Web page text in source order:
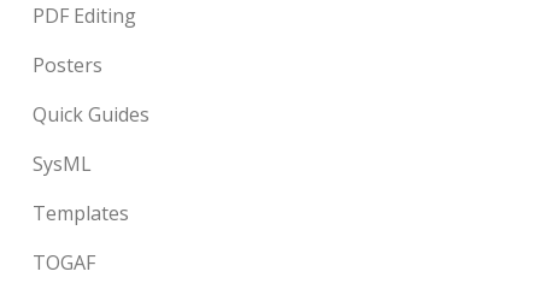
PDF Editing
Posters
Quick Guides
SysML
Templates
TOGAF